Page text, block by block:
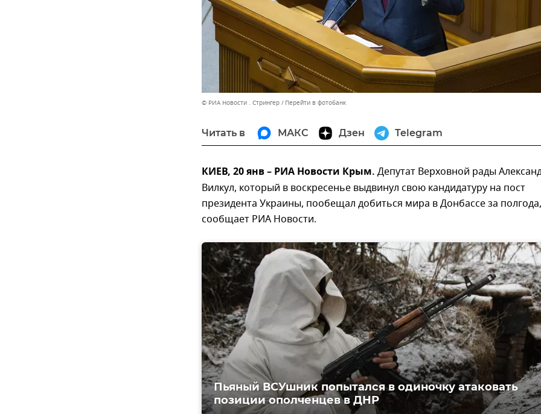
© РИА Новости . Стрингер Перейти в фотобанк
Читать в МАКС Дзен Telegram
КИЕВ, 20 янв – РИА Новости Крым. Депутат Верховной рады
Вилкул, который в воскресенье выдвинул свою кандидатуру на пост
президента Украины, пообещал добиться мира в Донбассе за полгода,
сообщает РИА Новости.
Пьяный ВСУшник попытался в одиночку атаковать
позиции ополченцев в ДНР